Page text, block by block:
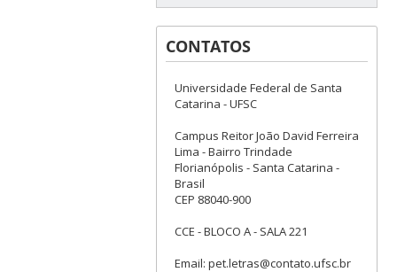
CONTATOS
Universidade Federal de Santa
Catarina - UFSC
Campus Reitor João David Ferreira
Lima - Bairro Trindade
Florianópolis - Santa Catarina -
Brasil
CEP 88040-900
CCE - BLOCO A - SALA 221
Email: pet.letras@contato.ufsc.br